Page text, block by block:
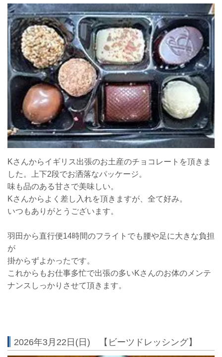
Kさんからイギリス出張のお土産のチョコレートを頂きま
した。上下2段でお洒落なパッケージ。
味も品のある甘さで美味しい。
Kさんからよく差し入れを頂きますが、全て好み。
いつもありがとうございます。
羽田から直行便14時間のフライトでも腰や足に大きな負担
が
掛からずよかったです。
これからもお仕事多忙で出張の多いKさんのお体のメンテ
ナンスしっかりさせて頂きます。
2026年3月22日(日) 【ビーツドレッシング】